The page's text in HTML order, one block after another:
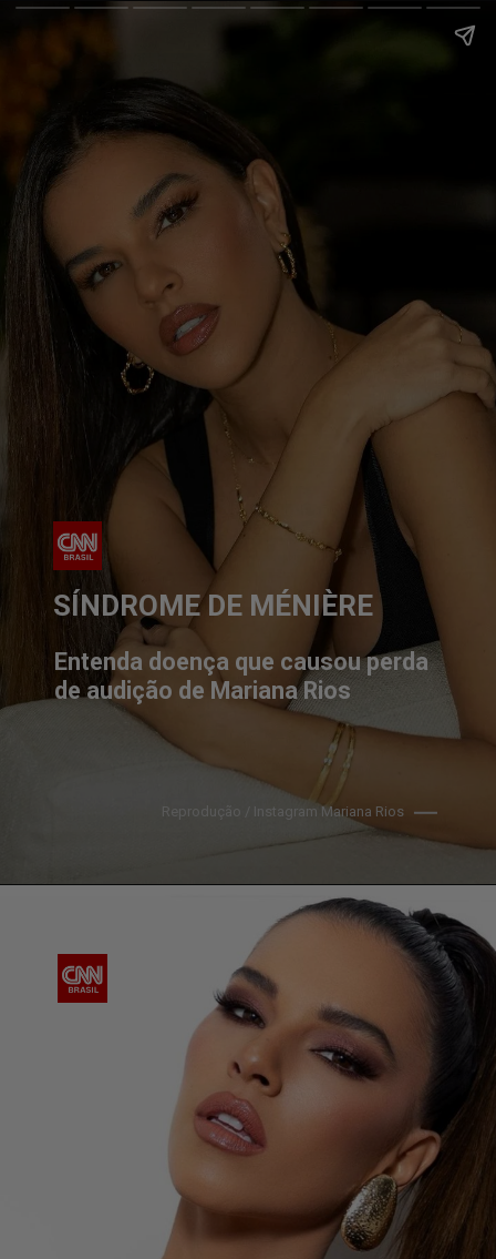
SÍNDROME DE MÉNIÈRE
Entenda doença que causou perda
de audição de Mariana Rios
Reprodução / Instagram Mariana Rios